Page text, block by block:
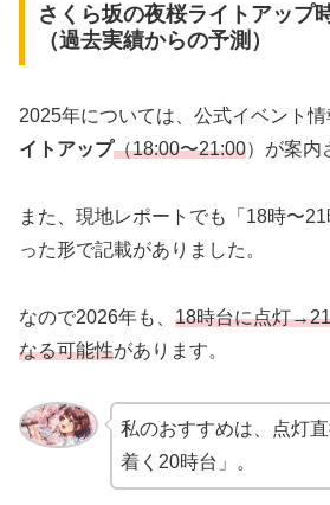
さくら坂の夜桜ライトアップ
（過去実績からの予測）
2025年については、公式イベント
イトアップ（18:00〜21:00）が案内
また、現地レポートでも「18時〜
った形で記載がありました。
なので2026年も、 18時台に点灯
なる可能性があります。
私のおすすめは、点灯
着く20時台」。